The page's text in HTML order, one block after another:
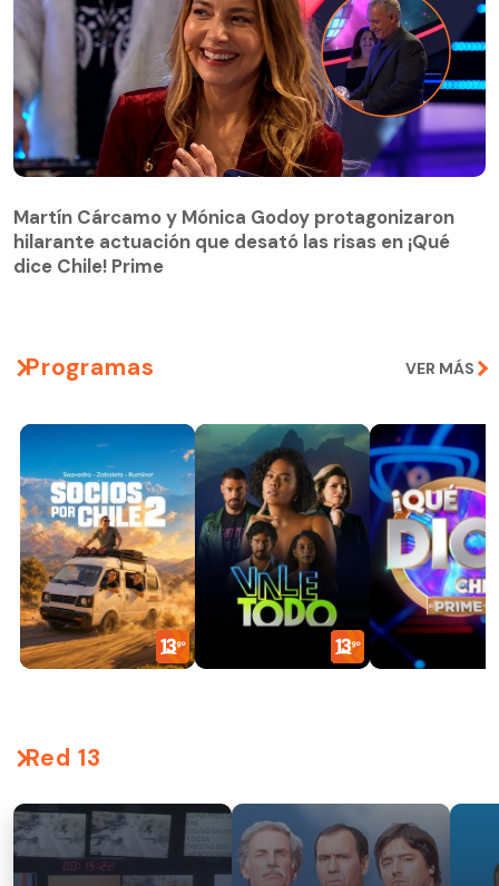
hilarante actuación que desató las risas en ¡Qué
dice Chile! Prime
Martín Cárcamo y Mónica Godoy protagonizaron
hilarante actuación que desató las risas en ¡Qué
dice Chile! Prime
Programas VER MÁS
Red 13